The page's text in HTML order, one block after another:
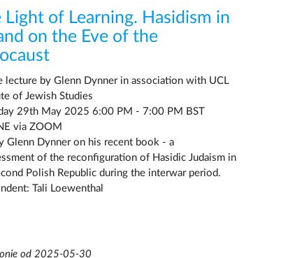
Light of Learning. Hasidism in
on the Eve of the
lecture by Glenn Dynner in association with UCL
of Jewish Studies
29th May 2025 6:00 PM - 7:00 PM BST
via ZOOM
Glenn Dynner on his recent book - a
of the reconfiguration of Hasidic Judaism in
Polish Republic during the interwar period.
Tali Loewenthal
od 2025-05-30